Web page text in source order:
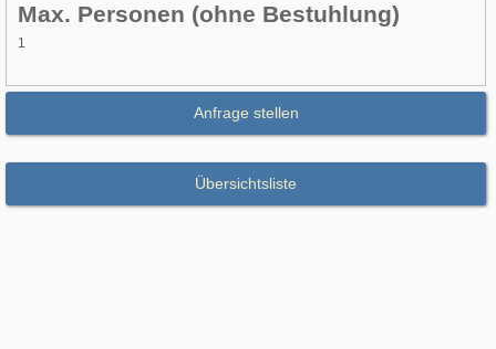
Max. Personen (ohne Bestuhlung)
1
Anfrage stellen
Übersichtsliste